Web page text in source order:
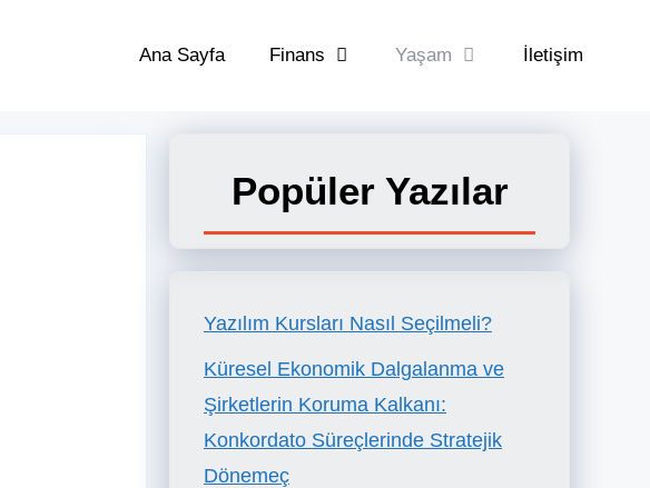
Ana Sayfa Finans Yaşam İletişim
Popüler Yazılar
Yazılım Kursları Nasıl Seçilmeli?
Küresel Ekonomik Dalgalanma ve
Şirketlerin Koruma Kalkanı:
Konkordato Süreçlerinde Stratejik
Dönemeç